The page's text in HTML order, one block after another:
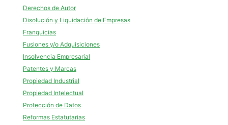
Derechos de Autor
Disolución y Liquidación de Empresas
Franquicias
Fusiones y/o Adquisiciones
Insolvencia Empresarial
Patentes y Marcas
Propiedad Industrial
Propiedad Intelectual
Protección de Datos
Reformas Estatutarias